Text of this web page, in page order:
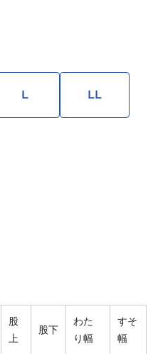
L LL
股
上
股下
わた
り幅
すそ
幅